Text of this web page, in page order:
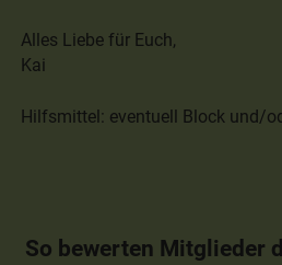
Alles Liebe für Euch,
Kai
Hilfsmittel: eventuell Block und/
So bewerten Mitglieder